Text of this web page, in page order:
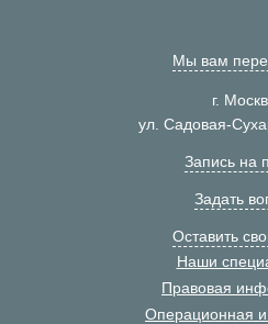
Мы вам
г.
ул. Садовая-
Запись на
Задать
Оставить
Наши
Правовая
Операционная